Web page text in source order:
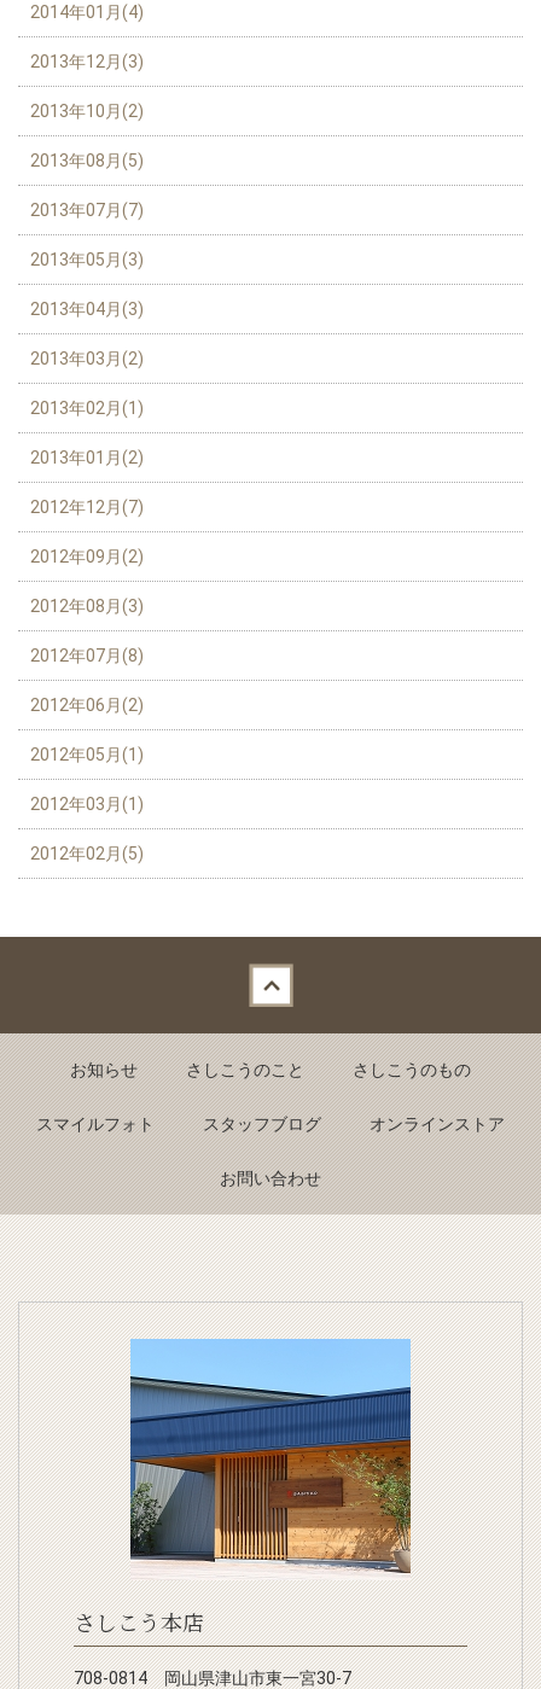
2014年01月(4)
2013年12月(3)
2013年10月(2)
2013年08月(5)
2013年07月(7)
2013年05月(3)
2013年04月(3)
2013年03月(2)
2013年02月(1)
2013年01月(2)
2012年12月(7)
2012年09月(2)
2012年08月(3)
2012年07月(8)
2012年06月(2)
2012年05月(1)
2012年03月(1)
2012年02月(5)
お知らせ さしこうのこと さしこうのもの
スマイルフォト スタッフブログ オンラインストア
お問い合わせ
さしこう本店
708-0814 岡山県津山市東一宮30-7
Back to top